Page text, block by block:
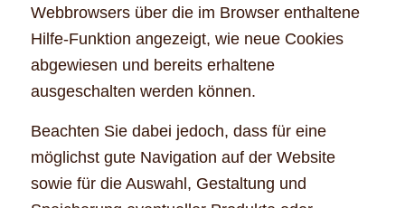
Webbrowsers über die im Browser enthaltene
Hilfe-Funktion angezeigt, wie neue Cookies
abgewiesen und bereits erhaltene
ausgeschalten werden können.
Beachten Sie dabei jedoch, dass für eine
möglichst gute Navigation auf der Website
sowie für die Auswahl, Gestaltung und